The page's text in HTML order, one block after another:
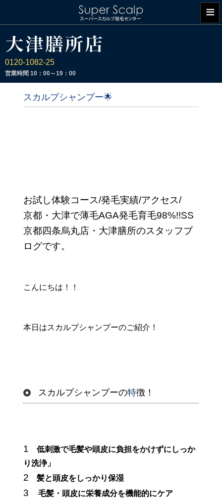
0120-1082-25
営業時間 10：00～19：00
≡
スカルプシャンプー🌟
お試し体験コース/発毛実績/アクセス/
京都・大津で薄毛AGA発毛育毛98%!!SS
京都四条烏丸店・大津膳所のスタッフブ
ログです。
こんにちは！！
本日はスカルプシャンプーのご紹介！
スカルプシャンプーの特徴！
1️
低刺激で毛髪や頭皮に負担をかけずにしっか
り洗浄」
2️ 髪と頭皮をしっかり保湿
3️毛髪・頭皮に栄養成分を機能的にケア